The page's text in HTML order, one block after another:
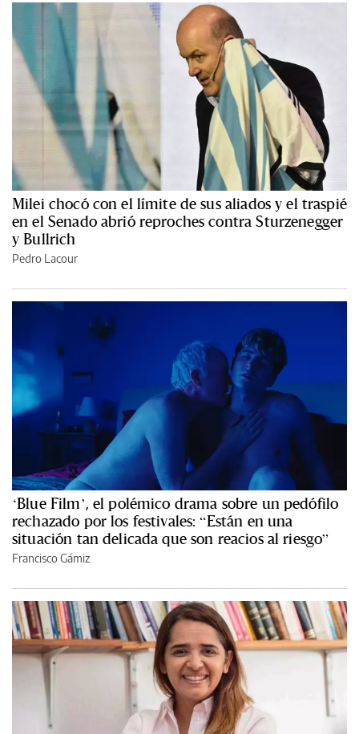
Milei chocó con el límite de sus aliados y el traspié
en el Senado abrió reproches contra Sturzenegger
y Bullrich
Pedro Lacour
‘Blue Film’, el polémico drama sobre un pedófilo
rechazado por los festivales: “Están en una
situación tan delicada que son reacios al riesgo”
Francisco Gámiz